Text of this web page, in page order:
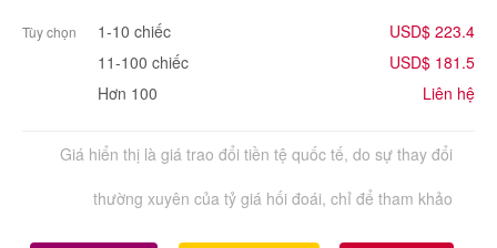
Tùy chọn 1-10 chiếc
USD$ 223.4
11-100 chiếc
USD$ 181.5
Hơn 100
Liên hệ
Giá hiển thị là giá trao đổi tiền tệ quốc tế, do sự thay đổi
thường xuyên của tỷ giá hối đoái, chỉ để tham khảo